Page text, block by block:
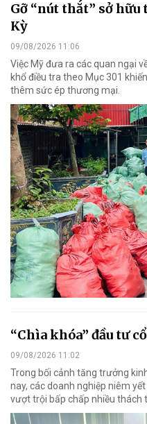
Gỡ “nút thắt” sở
Kỳ
09/08/2026 11:06
Việc Mỹ đưa ra các quan ngại
khổ điều tra theo Mục 301
thêm sức ép thương mại.
“Chìa khóa” đầu tư
09/08/2026 11:02
Trong bối cảnh tăng trưởng
nay, các doanh nghiệp niêm
vượt trội bấp chấp nhiều thách